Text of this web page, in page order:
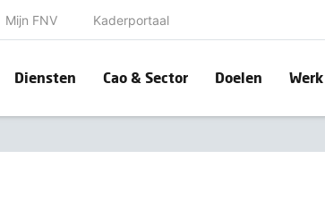
Mijn FNV Kaderportaal
Diensten Cao & Sector Doelen